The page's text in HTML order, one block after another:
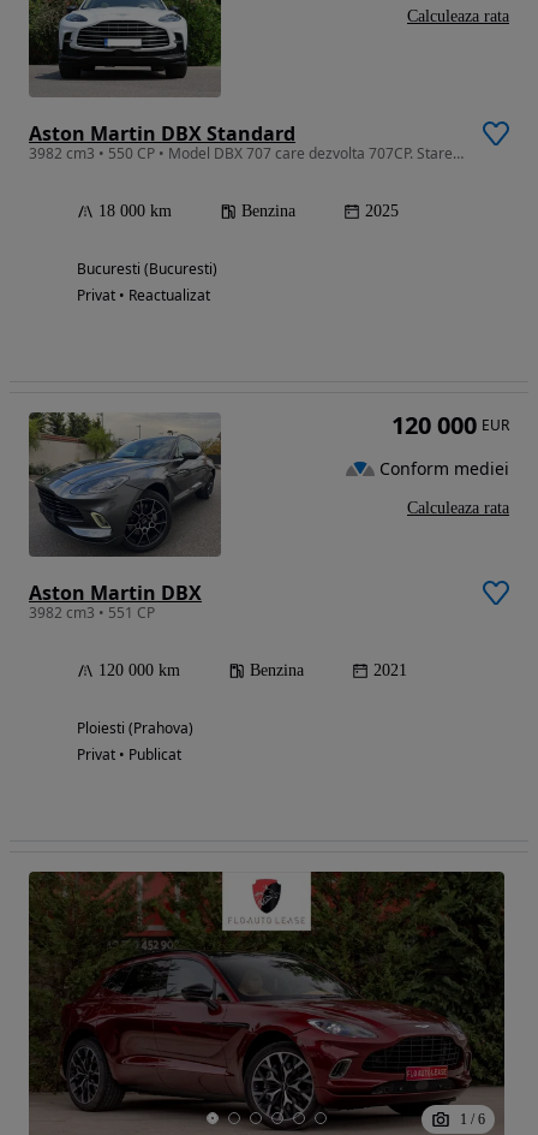
Aston Martin DBX Standard
3982 cm3 • 550 CP • Model DBX 707 care dezvolta 707CP. Stare tehnica si estetica perfecta
18 000 km Benzina 2025
Bucuresti (Bucuresti)
Privat • Reactualizat
Calculeaza rata
Aston Martin DBX
3982 cm3 • 551 CP
120 000 km Benzina 2021
Ploiesti (Prahova)
Privat • Publicat
120 000 EUR
Conform mediei
Calculeaza rata
1 / 6